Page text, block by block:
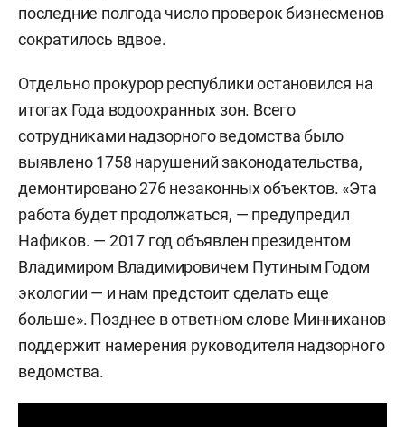
последние полгода число проверок бизнесменов
сократилось вдвое.
Отдельно прокурор республики остановился на
итогах Года водоохранных зон. Всего
сотрудниками надзорного ведомства было
выявлено 1758 нарушений законодательства,
демонтировано 276 незаконных объектов. «Эта
работа будет продолжаться, — предупредил
Нафиков. — 2017 год объявлен президентом
Владимиром Владимировичем Путиным Годом
экологии — и нам предстоит сделать еще
больше». Позднее в ответном слове Минниханов
поддержит намерения руководителя надзорного
ведомства.